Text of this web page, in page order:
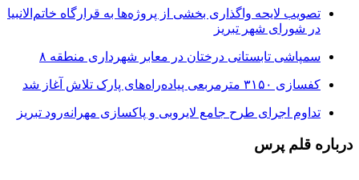
تصویب لایحه واگذاری بخشی از پروژه‌ها به قرارگاه خاتم‌الانبیا
در شورای شهر تبریز
سمپاشی تابستانی درختان در معابر شهرداری منطقه ۸
کفسازی ۳۱۵۰ مترمربعی پیاده‌راه‌های پارک تلاش آغاز شد
تداوم اجرای طرح جامع لایروبی و پاکسازی مهرانه‌رود تبریز
درباره قلم پرس